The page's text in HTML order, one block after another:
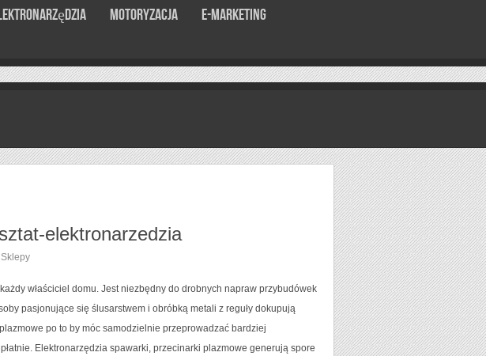
Motoryzacja
E-marketing
elektronarzedzia
właściciel domu. Jest niezbędny do drobnych napraw przybudówek
pasjonujące się ślusarstwem i obróbką metali z reguły dokupują
po to by móc samodzielnie przeprowadzać bardziej
Elektronarzędzia spawarki, przecinarki plazmowe generują spore